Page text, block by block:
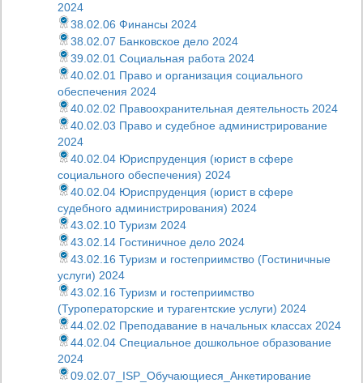
2024
38.02.06 Финансы 2024
38.02.07 Банковское дело 2024
39.02.01 Социальная работа 2024
40.02.01 Право и организация социального
обеспечения 2024
40.02.02 Правоохранительная деятельность 2024
40.02.03 Право и судебное администрирование
2024
40.02.04 Юриспруденция (юрист в сфере
социального обеспечения) 2024
40.02.04 Юриспруденция (юрист в сфере
судебного администрирования) 2024
43.02.10 Туризм 2024
43.02.14 Гостиничное дело 2024
43.02.16 Туризм и гостеприимство (Гостиничные
услуги) 2024
43.02.16 Туризм и гостеприимство
(Туроператорские и турагентские услуги) 2024
44.02.02 Преподавание в начальных классах 2024
44.02.04 Специальное дошкольное образование
2024
09.02.07_ISP_Обучающиеся_Анкетирование